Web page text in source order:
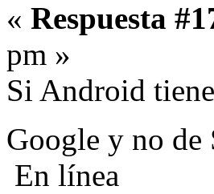
« Respuesta
pm »
Si Android
Google y no
En línea